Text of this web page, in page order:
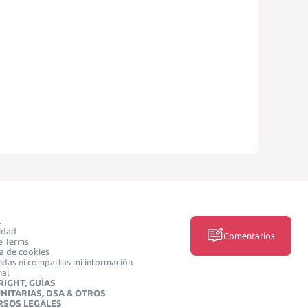
Terms
de cookies
ni compartas mi información
GUÍAS
DSA & OTROS
LEGALES
Comentarios